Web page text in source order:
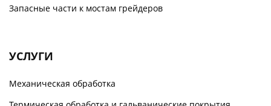
Запасные части к мостам грейдеров
УСЛУГИ
Механическая обработка